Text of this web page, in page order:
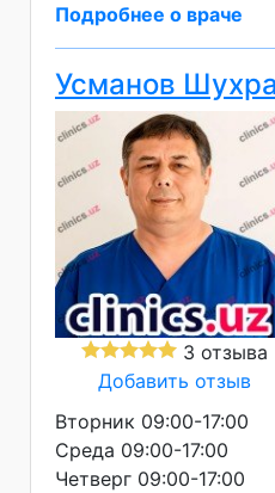
Подробнее о враче
Усманов
3 отзыва
Добавить отзыв
Вторник 09:00-17:00
Среда 09:00-17:00
Четверг 09:00-17:00